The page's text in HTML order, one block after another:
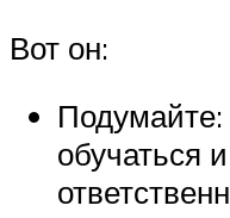
Вот он:
обучаться